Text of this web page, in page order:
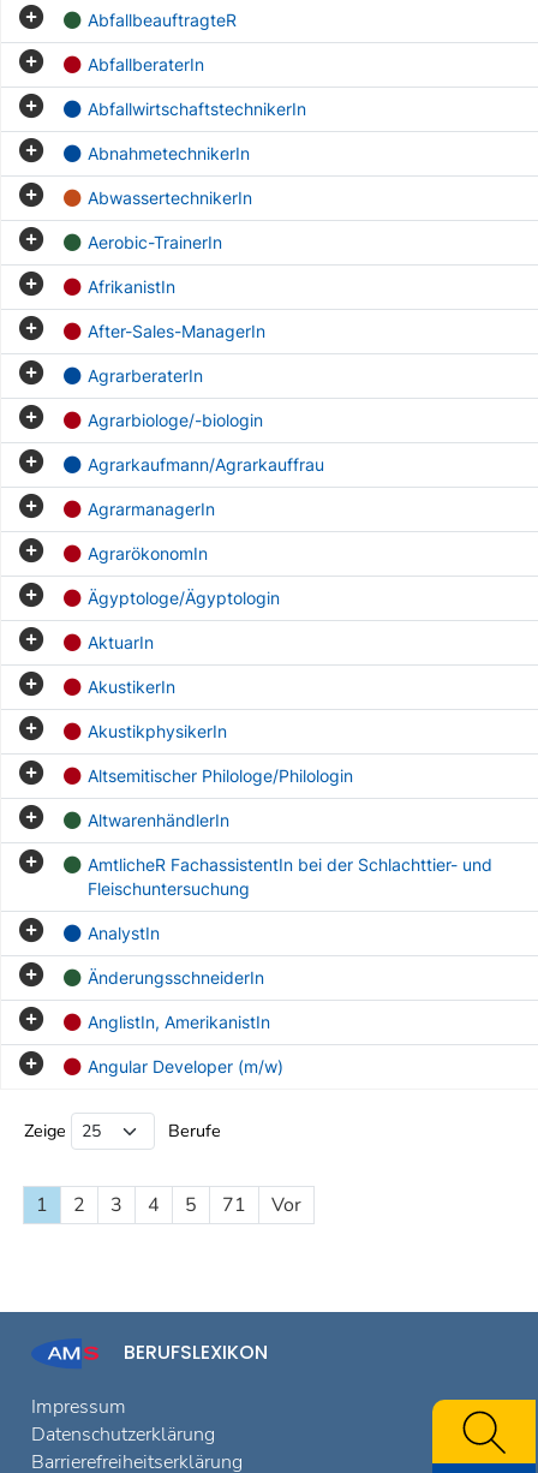
AbfallbeauftragteR
AbfallberaterIn
AbfallwirtschaftstechnikerIn
AbnahmetechnikerIn
AbwassertechnikerIn
Aerobic-TrainerIn
AfrikanistIn
After-Sales-ManagerIn
AgrarberaterIn
Agrarbiologe/-biologin
Agrarkaufmann/Agrarkauffrau
AgrarmanagerIn
AgrarökonomIn
Ägyptologe/Ägyptologin
AktuarIn
AkustikerIn
AkustikphysikerIn
Altsemitischer Philologe/Philologin
AltwarenhändlerIn
AmtlicheR FachassistentIn bei der Schlachttier- und
Fleischuntersuchung
AnalystIn
ÄnderungsschneiderIn
AnglistIn, AmerikanistIn
Angular Developer (m/w)
Zeige Berufe
1 2 3 4 5 71 Vor
BERUFSLEXIKON
Impressum
Datenschutzerklärung
Barrierefreiheitserklärung